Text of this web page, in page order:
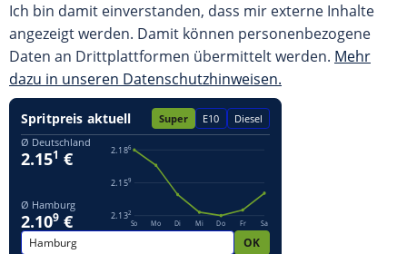
Ich bin damit einverstanden, dass mir externe Inhalte
angezeigt werden. Damit können personenbezogene
Daten an Drittplattformen übermittelt werden. Mehr
dazu in unseren Datenschutzhinweisen.